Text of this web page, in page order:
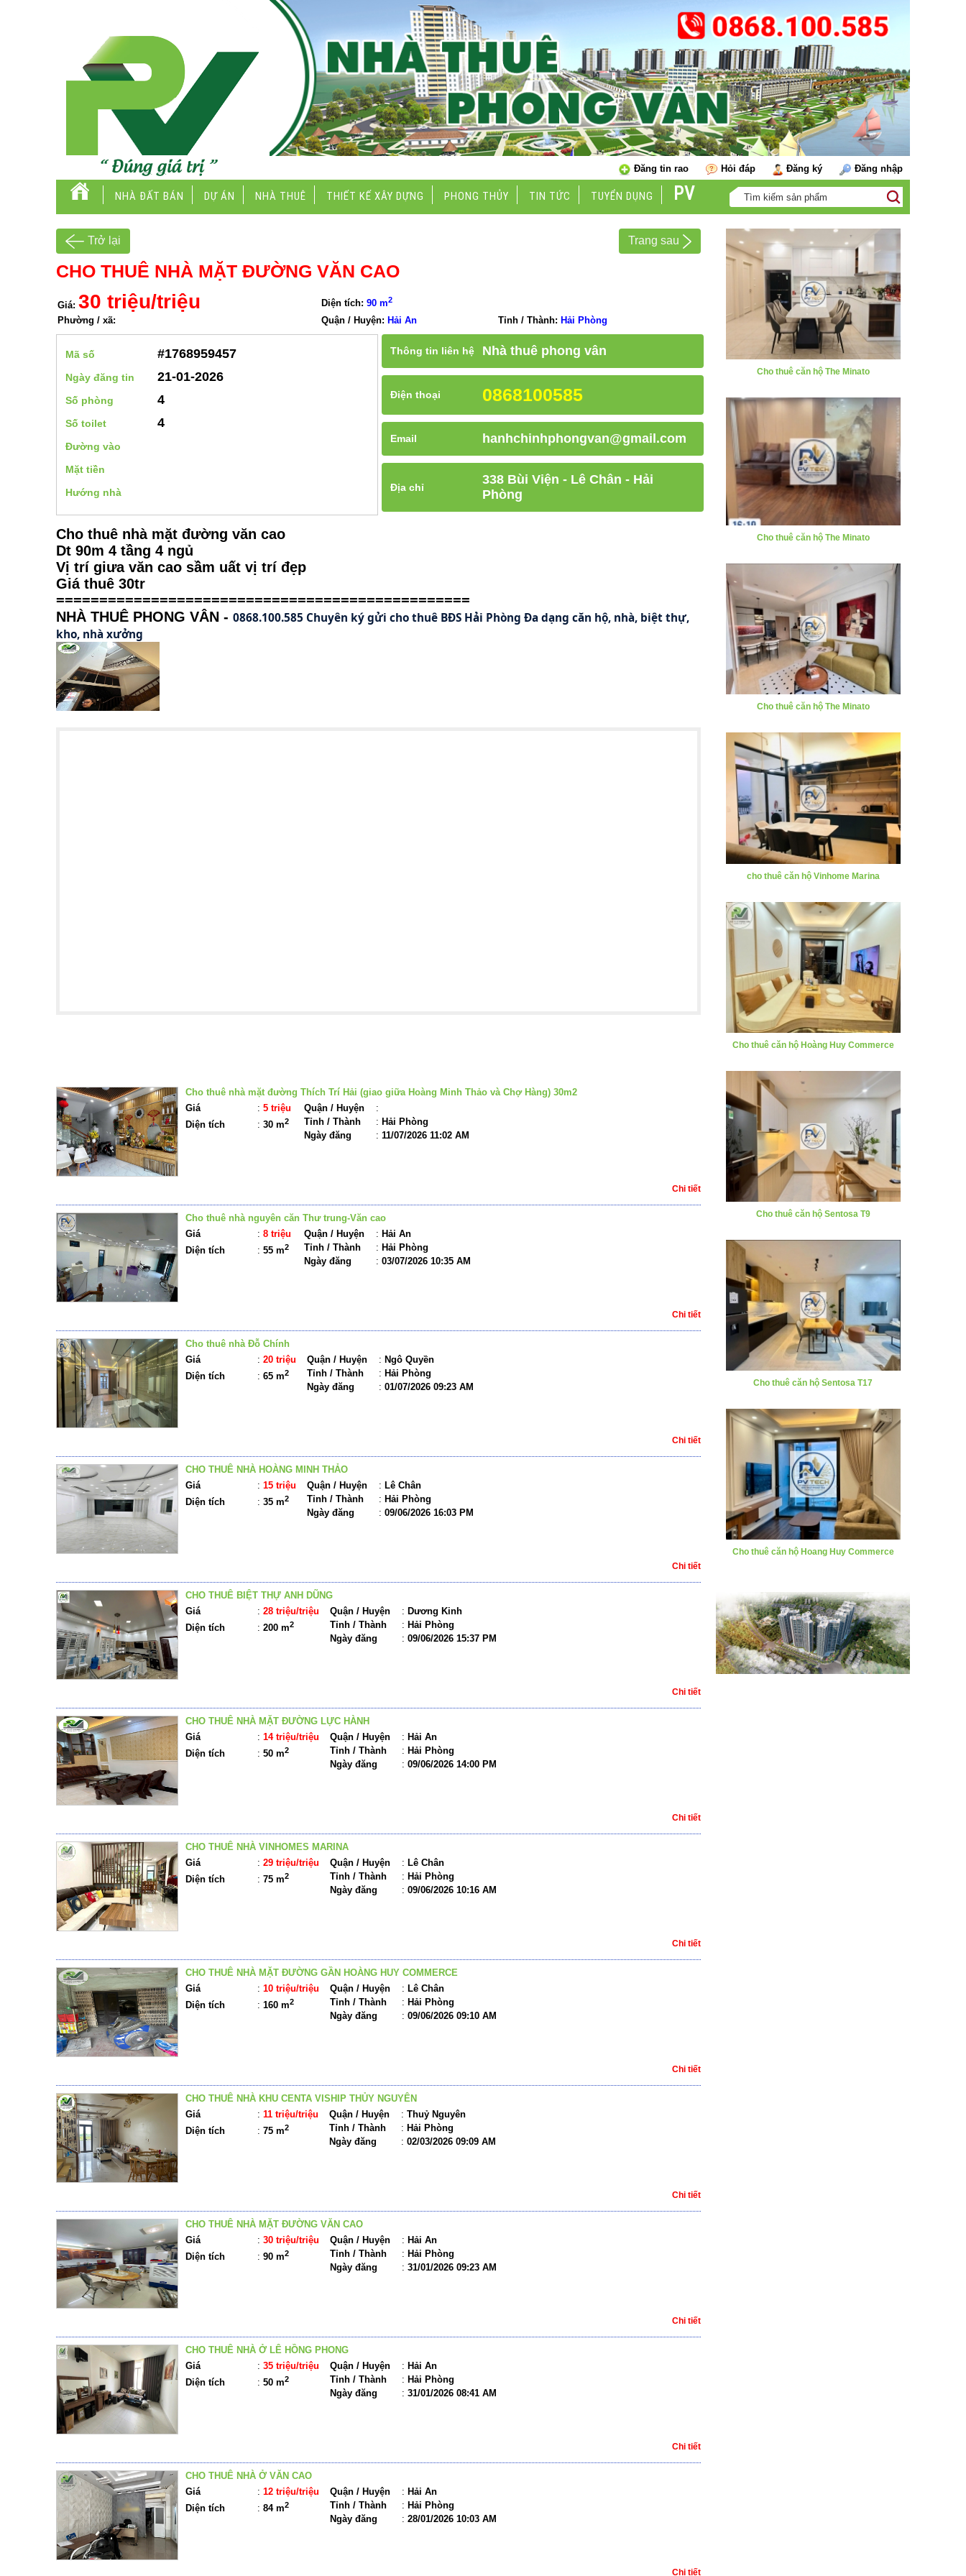
Đăng tin rao Hỏi đáp Đăng ký Đăng nhập
NHÀ ĐẤT BÁN DỰ ÁN NHÀ THUÊ THIẾT KẾ XÂY DỰNG PHONG THỦY TIN TỨC TUYỂN DỤNG PV
Trở lại Trang sau
CHO THUÊ NHÀ MẶT ĐƯỜNG VĂN CAO
Giá: 30 triệu/triệu Diện tích: 90 m2
Phường / xã: Quận / Huyện: Hải An Tỉnh / Thành: Hải Phòng
Mã số #1768959457
Ngày đăng tin 21-01-2026
Số phòng 4
Số toilet 4
Đường vào
Mặt tiền
Hướng nhà
Thông tin liên hệ Nhà thuê phong vân
Điện thoại 0868100585
Email hanhchinhphongvan@gmail.com
Địa chỉ
338 Bùi Viện - Lê Chân - Hải
Phòng
Cho thuê nhà mặt đường văn cao
Dt 90m 4 tầng 4 ngủ
Vị trí giưa văn cao sầm uất vị trí đẹp
Giá thuê 30tr
================================================
NHÀ THUÊ PHONG VÂN - 0868.100.585 Chuyên ký gửi cho thuê BĐS Hải Phòng Đa dạng căn hộ, nhà, biệt thự,
kho, nhà xưởng
Cho thuê nhà mặt đường Thích Trí Hải (giao giữa Hoàng Minh Thảo và Chợ Hàng) 30m2
Giá
: 5 triệu
Diện tích
: 30 m2
Quận / Huyện
:
Tỉnh / Thành
: Hải Phòng
Ngày đăng
: 11/07/2026 11:02 AM
Chi tiết
Cho thuê nhà nguyên căn Thư trung-Văn cao
Giá
: 8 triệu
Diện tích
: 55 m2
Quận / Huyện : Hải An
Tỉnh / Thành
: Hải Phòng
Ngày đăng
: 03/07/2026 10:35 AM
Chi tiết
Cho thuê nhà Đỗ Chính
Giá
: 20 triệu
Diện tích
: 65 m2
Quận / Huyện : Ngô Quyền
Tỉnh / Thành
: Hải Phòng
Ngày đăng
: 01/07/2026 09:23 AM
Chi tiết
CHO THUÊ NHÀ HOÀNG MINH THẢO
Giá
: 15 triệu
Diện tích
: 35 m2
Quận / Huyện : Lê Chân
Tỉnh / Thành
: Hải Phòng
Ngày đăng
: 09/06/2026 16:03 PM
Chi tiết
CHO THUÊ BIỆT THỰ ANH DŨNG
Giá
: 28 triệu/triệu
Diện tích
: 200 m2
Quận / Huyện : Dương Kinh
Tỉnh / Thành
: Hải Phòng
Ngày đăng
: 09/06/2026 15:37 PM
Chi tiết
CHO THUÊ NHÀ MẶT ĐƯỜNG LỰC HÀNH
Giá
: 14 triệu/triệu
Diện tích
: 50 m2
Quận / Huyện : Hải An
Tỉnh / Thành
: Hải Phòng
Ngày đăng
: 09/06/2026 14:00 PM
Chi tiết
CHO THUÊ NHÀ VINHOMES MARINA
Giá
: 29 triệu/triệu
Diện tích
: 75 m2
Quận / Huyện : Lê Chân
Tỉnh / Thành
: Hải Phòng
Ngày đăng
: 09/06/2026 10:16 AM
Chi tiết
CHO THUÊ NHÀ MẶT ĐƯỜNG GẦN HOÀNG HUY COMMERCE
Giá
: 10 triệu/triệu
Diện tích
: 160 m2
Quận / Huyện : Lê Chân
Tỉnh / Thành
: Hải Phòng
Ngày đăng
: 09/06/2026 09:10 AM
Chi tiết
CHO THUÊ NHÀ KHU CENTA VISHIP THỦY NGUYÊN
Giá
: 11 triệu/triệu
Diện tích
: 75 m2
Quận / Huyện : Thuỷ Nguyên
Tỉnh / Thành
: Hải Phòng
Ngày đăng
: 02/03/2026 09:09 AM
Chi tiết
CHO THUÊ NHÀ MẶT ĐƯỜNG VĂN CAO
Giá
: 30 triệu/triệu
Diện tích
: 90 m2
Quận / Huyện : Hải An
Tỉnh / Thành
: Hải Phòng
Ngày đăng
: 31/01/2026 09:23 AM
Chi tiết
CHO THUÊ NHÀ Ở LÊ HỒNG PHONG
Giá
: 35 triệu/triệu
Diện tích
: 50 m2
Quận / Huyện : Hải An
Tỉnh / Thành
: Hải Phòng
Ngày đăng
: 31/01/2026 08:41 AM
Chi tiết
CHO THUÊ NHÀ Ở VĂN CAO
Giá
: 12 triệu/triệu
Diện tích
: 84 m2
Quận / Huyện : Hải An
Tỉnh / Thành
: Hải Phòng
Ngày đăng
: 28/01/2026 10:03 AM
Chi tiết
Cho thuê căn hộ The Minato
Cho thuê căn hộ The Minato
Cho thuê căn hộ The Minato
cho thuê căn hộ Vinhome Marina
Cho thuê căn hộ Hoàng Huy Commerce
Cho thuê căn hộ Sentosa T9
Cho thuê căn hộ Sentosa T17
Cho thuê căn hộ Hoang Huy Commerce